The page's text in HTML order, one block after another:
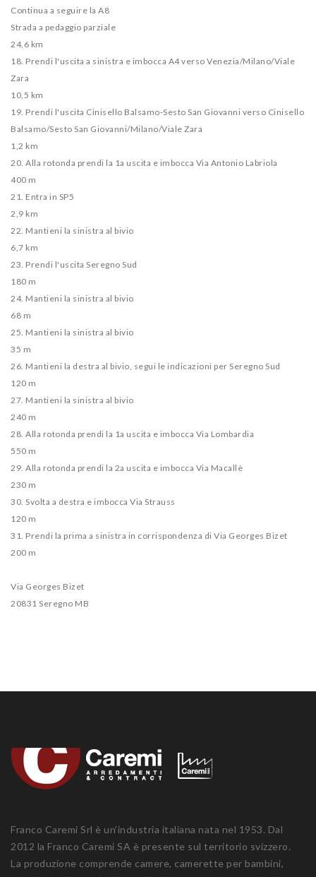
Continua a seguire la A8
Strada a pedaggio parziale
24,6 km
18. Prendi l'uscita a sinistra e imbocca A4 verso Venezia/​Milano/​Viale
Zara
10,5 km
19. Prendi l'uscita Cinisello Balsamo-Sesto San Giovanni verso Cinisello
Balsamo/​Sesto San Giovanni/​Milano/​Viale Zara
1,2 km
20. Alla rotonda prendi la 1a uscita e imbocca Via Antonio Labriola
400 m
21. Entra in SP5
2,9 km
22. Mantieni la sinistra al bivio
6,7 km
23. Prendi l'uscita Seregno Sud
180 m
24. Mantieni la sinistra al bivio
68 m
25. Mantieni la sinistra al bivio
35 m
26. Mantieni la destra al bivio, segui le indicazioni per Seregno Sud
120 m
27. Mantieni la sinistra al bivio
240 m
28. Alla rotonda prendi la 1a uscita e imbocca Via Lombardia
550 m
29. Alla rotonda prendi la 2a uscita e imbocca Via Macallè
230 m
30. Svolta a destra e imbocca Via Strauss
120 m
31. Prendi la prima a sinistra in corrispondenza di Via Georges Bizet
200 m
Via Georges Bizet
20831 Seregno MB
Franco Caremi Srl è un’industria italiana nata nel 1953. Dal
2012 la Franco Caremi SA è presente sul territorio svizzero.
La produzione comprende camere, camerette per bambini,